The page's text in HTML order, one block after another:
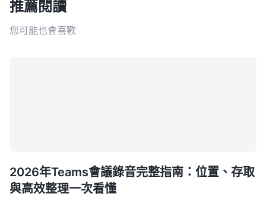
推薦閱讀
您可能也會喜歡
2026年Teams會議錄音完整指南：位置、存取
與高效整理一次看懂